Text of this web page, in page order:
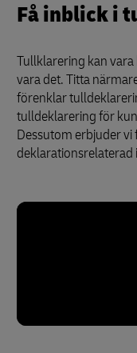
Få inblick i
Tullklarering kan
vara det. Titta
förenklar
tulldeklarering för
Dessutom erbjuder